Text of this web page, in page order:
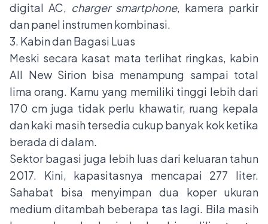
digital AC, charger smartphone, kamera parkir
dan panel instrumen kombinasi.
3. Kabin dan Bagasi Luas
Meski secara kasat mata terlihat ringkas, kabin
All New Sirion bisa menampung sampai total
lima orang. Kamu yang memiliki tinggi lebih dari
170 cm juga tidak perlu khawatir, ruang kepala
dan kaki masih tersedia cukup banyak kok ketika
berada di dalam.
Sektor bagasi juga lebih luas dari keluaran tahun
2017. Kini, kapasitasnya mencapai 277 liter.
Sahabat bisa menyimpan dua koper ukuran
medium ditambah beberapa tas lagi. Bila masih